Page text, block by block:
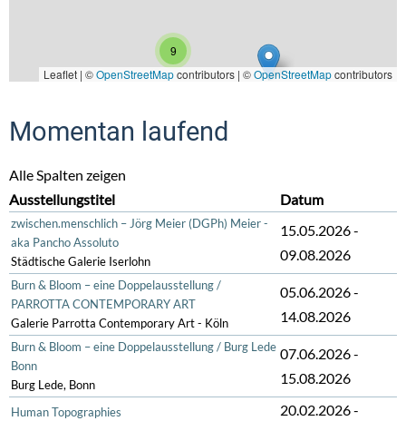
9
Leaflet | ©OpenStreetMapcontributors | ©OpenStreetMapcontributors
Momentan laufend
Alle Spalten zeigen
Ausstellungstitel
Datum
zwischen.menschlich – Jörg Meier (DGPh) Meier -
aka Pancho Assoluto
Städtische Galerie Iserlohn
15.05.2026-
09.08.2026
Burn & Bloom – eine Doppelausstellung /
PARROTTA CONTEMPORARY ART
Galerie Parrotta Contemporary Art - Köln
05.06.2026-
14.08.2026
Burn & Bloom – eine Doppelausstellung / Burg Lede
Bonn
Burg Lede, Bonn
07.06.2026-
15.08.2026
Human Topographies
20.02.2026-